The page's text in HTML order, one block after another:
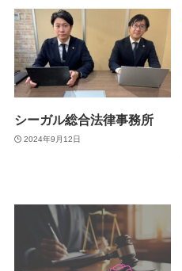
シーガル総合法律事務所
2024年9月12日